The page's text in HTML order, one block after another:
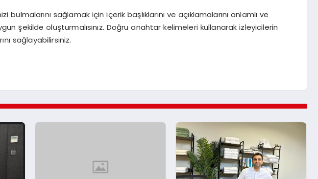
bulmalarını sağlamak için içerik başlıklarını ve açıklamalarını anlamlı ve
şekilde oluşturmalısınız. Doğru anahtar kelimeleri kullanarak izleyicilerin
sağlayabilirsiniz.